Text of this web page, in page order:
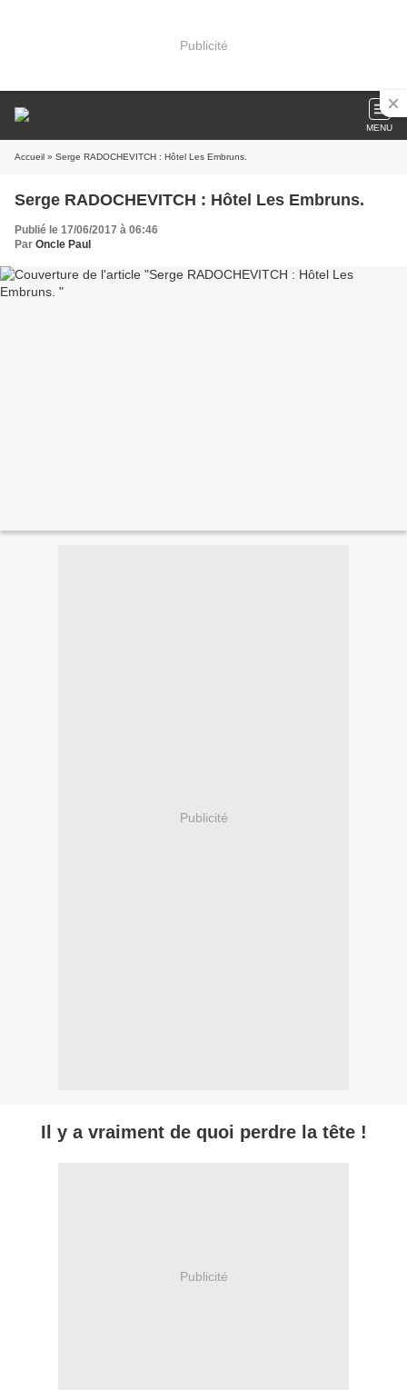
Publicité
MENU
Accueil » Serge RADOCHEVITCH : Hôtel Les Embruns.
Serge RADOCHEVITCH : Hôtel Les Embruns.
Publié le 17/06/2017 à 06:46
Par Oncle Paul
Publicité
Il y a vraiment de quoi perdre la tête !
Publicité